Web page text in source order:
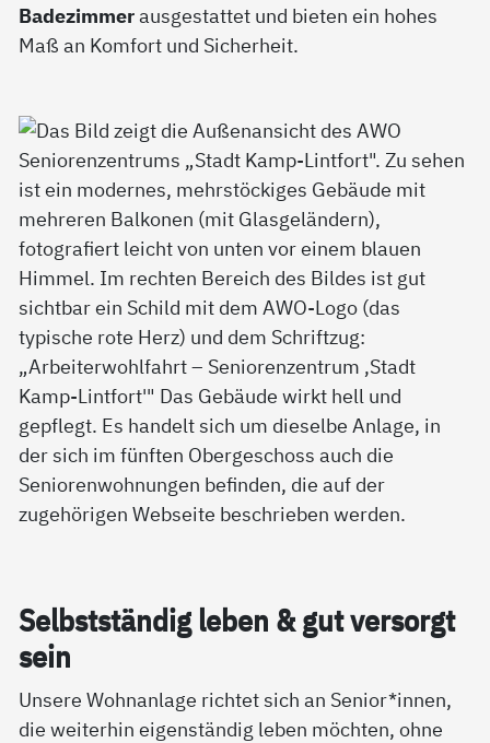
Badezimmerausgestattet und bieten ein hohes
Maß an Komfort und Sicherheit.
Selbst­stän­dig le­ben & gut ver­sorgt
sein
Unsere Wohnanlage richtet sich an Senior*innen,
die weiterhin eigenständig leben möchten, ohne